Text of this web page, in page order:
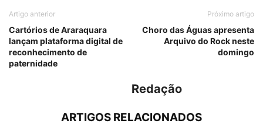
Artigo anterior
Cartórios de Araraquara
lançam plataforma digital de
reconhecimento de
paternidade
Próximo artigo
Choro das Águas apresenta
Arquivo do Rock neste
domingo
Redação
ARTIGOS RELACIONADOS